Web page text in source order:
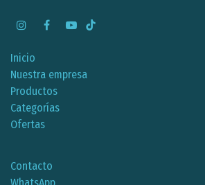
Inicio
Nuestra empresa
Productos
Categorías
Ofertas
Contacto